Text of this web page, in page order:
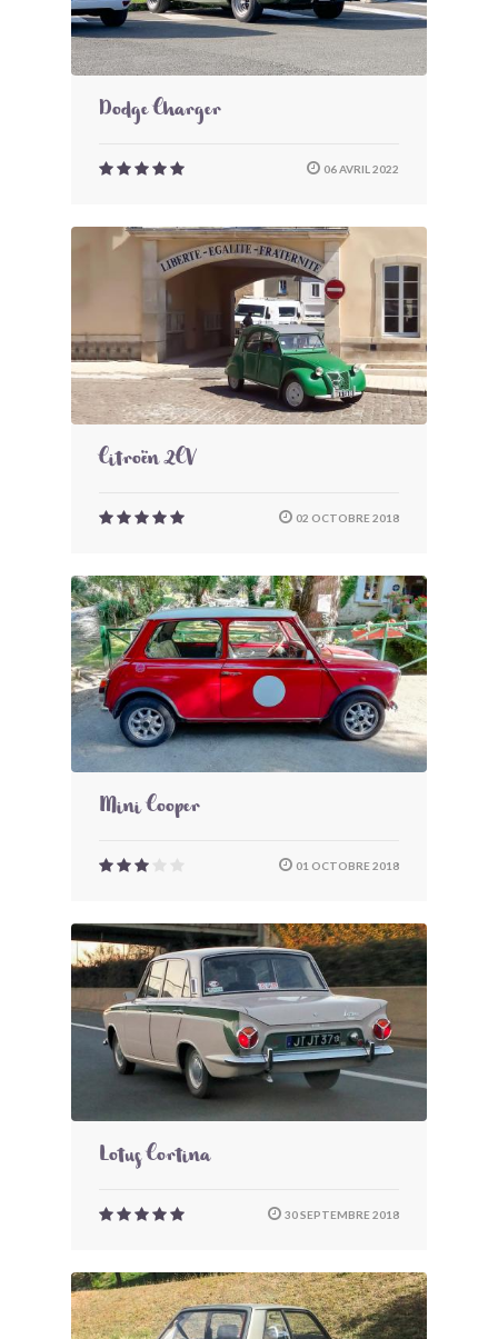
Dodge Charger
06 AVRIL 2022
Citroën 2CV
02 OCTOBRE 2018
Mini Cooper
01 OCTOBRE 2018
Lotus Cortina
30 SEPTEMBRE 2018